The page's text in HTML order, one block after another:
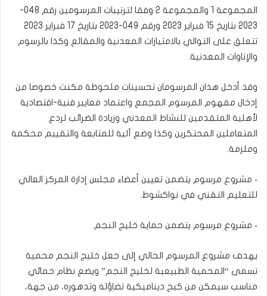
المجموعة 1 والمجموعة 2 وفقا لترتيبات المرسومين رقم 048-
2023 بتاريخ 15 فبراير 2023 ورقم 049-2023 بتاريخ 17 فبراير 2023
تتعلق على التوالي بالامتيازات المعدنية والمقالع وكذا بالرسوم
والإتاوات المعدنية.
وقد أدخل هذان المرسومان تحسينات ملحوظة مكنت خصوصا من
إدخال مفهوم المرسوم المجمع واعتماد معايير فنية-اقتصادية
لأهلية المتقدمين للنشاط المعدني وزيادة الضرائب لردع
المتعاملين المحتكرين وكذا وضع آلية للمتابعة والتقييم محكمة
وملزمة.
‐ مشروع مرسوم يتضمن تعيين أعضاء مجلس إدارة المركز العالي
للتعليم التقني في نواكشوط.
‐ مشروع مرسوم يتضمن حماية خليج النجم.
يهدف مشروع المرسوم الحالي إلى جعل خليج النجم محمية
تسمى “المحمية الطبيعية لخليج النجم” ويضع نظام حمائي
مناسب سيمكن من كبح ديناميكية تضاؤله وتدهوره، من جهة،